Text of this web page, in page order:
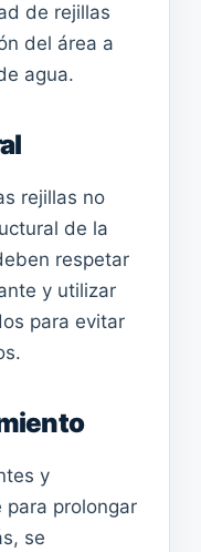
de rejillas
del área a
agua.
rejillas no
de la
respetar
y utilizar
para evitar
y
para prolongar
se